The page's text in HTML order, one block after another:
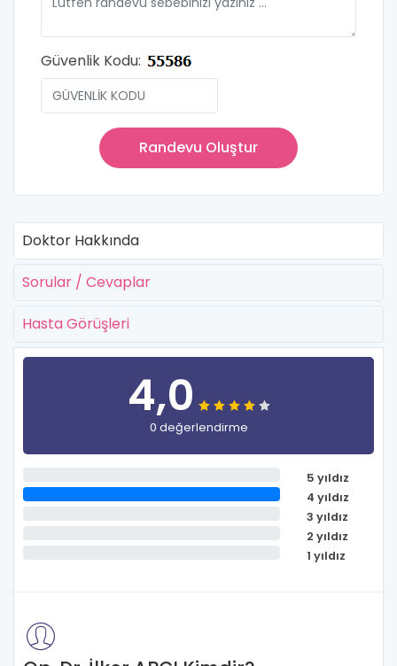
Güvenlik Kodu:
Randevu Oluştur
Doktor Hakkında
Sorular / Cevaplar
Hasta Görüşleri
4,0
0 değerlendirme
5 yıldız
4 yıldız
3 yıldız
2 yıldız
1 yıldız